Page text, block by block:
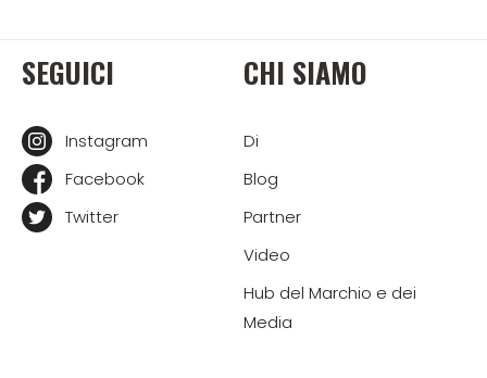
SEGUICI
Instagram
Facebook
Twitter
CHI SIAMO
Di
Blog
Partner
Video
Hub del Marchio e dei
Media